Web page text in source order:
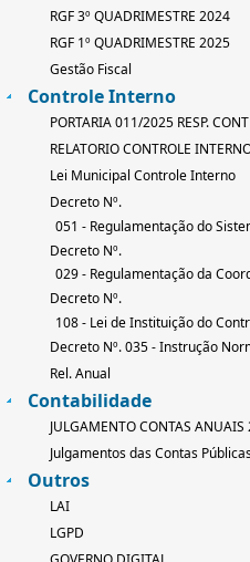
RGF 3º QUADRIMESTRE 2024
RGF 1º QUADRIMESTRE 2025
Gestão Fiscal
Controle Interno
PORTARIA 011/2025 RESP.
RELATORIO CONTROLE
Lei Municipal Controle Interno
Decreto Nº.
051 - Regulamentação do
Decreto Nº.
029 - Regulamentação da
Decreto Nº.
108 - Lei de Instituição do
Decreto Nº. 035 - Instrução
Rel. Anual
Contabilidade
JULGAMENTO CONTAS
Julgamentos das Contas
Outros
LAI
LGPD